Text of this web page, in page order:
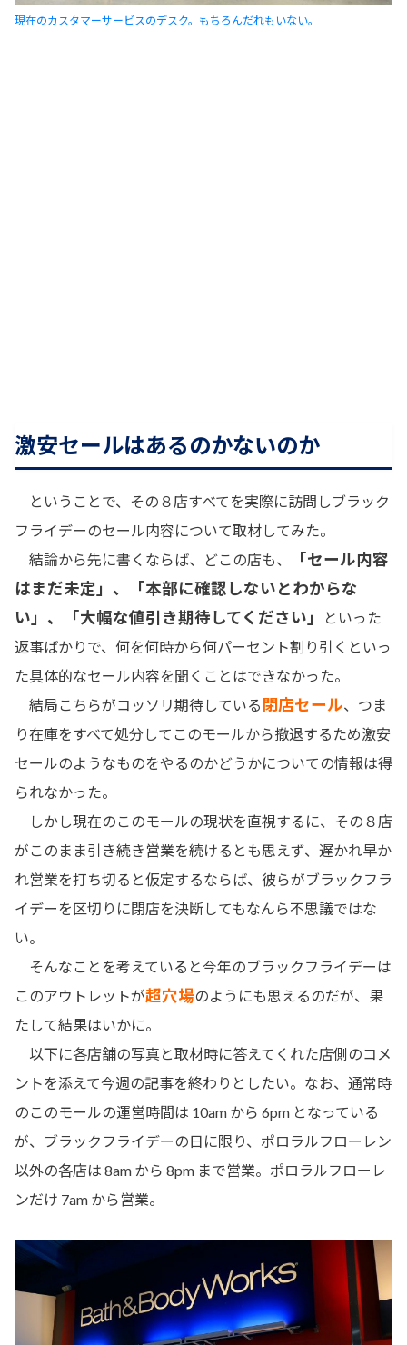
現在のカスタマーサービスのデスク。もちろんだれもいない。
激安セールはあるのかないのか
ということで、その８店すべてを実際に訪問しブラック
フライデーのセール内容について取材してみた。
結論から先に書くならば、どこの店も、
「セール内容
はまだ未定」、「本部に確認しないとわからな
い」、「大幅な値引き期待してください」
といった
返事ばかりで、何を何時から何パーセント割り引くといっ
た具体的なセール内容を聞くことはできなかった。
結局こちらがコッソリ期待している 閉店セール、つま
り在庫をすべて処分してこのモールから撤退するため激安
セールのようなものをやるのかどうかについての情報は得
られなかった。
しかし現在のこのモールの現状を直視するに、その８店
がこのまま引き続き営業を続けるとも思えず、遅かれ早か
れ営業を打ち切ると仮定するならば、彼らがブラックフラ
イデーを区切りに閉店を決断してもなんら不思議ではな
い。
そんなことを考えていると今年のブラックフライデーは
このアウトレットが超穴場のようにも思えるのだが、果
たして結果はいかに。
以下に各店舗の写真と取材時に答えてくれた店側のコメ
ントを添えて今週の記事を終わりとしたい。なお、通常時
のこのモールの運営時間は 10am から 6pm となっている
が、ブラックフライデーの日に限り、ポロラルフローレン
以外の各店は 8am から 8pm まで営業。ポロラルフローレ
ンだけ 7am から営業。